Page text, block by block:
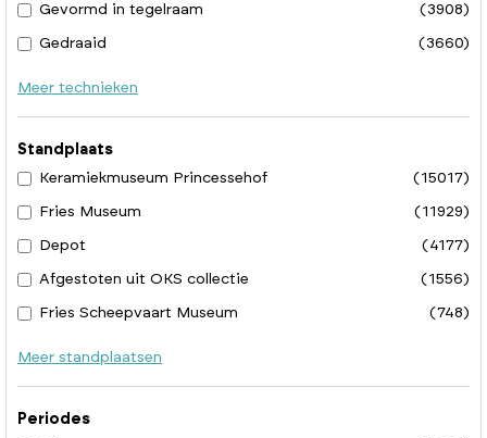
Gevormd in tegelraam (3908)
Gedraaid (3660)
Meer technieken
Standplaats
Keramiekmuseum Princessehof
(15017)
Fries Museum (11929)
Depot (4177)
Afgestoten uit OKS collectie (1556)
Fries Scheepvaart Museum (748)
Meer standplaatsen
Periodes